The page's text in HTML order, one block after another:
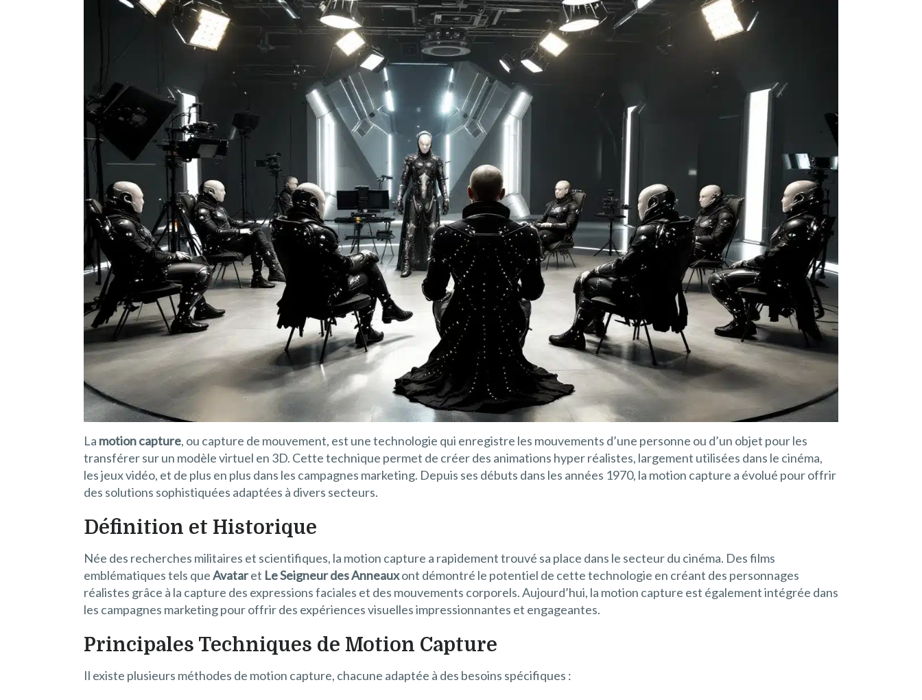
La motion capture, ou capture de mouvement, est une technologie qui enregistre les mouvements d’une personne ou d’un objet pour les
transférer sur un modèle virtuel en 3D. Cette technique permet de créer des animations hyper réalistes, largement utilisées dans le cinéma,
les jeux vidéo, et de plus en plus dans les campagnes marketing. Depuis ses débuts dans les années 1970, la motion capture a évolué pour offrir
des solutions sophistiquées adaptées à divers secteurs.
Définition et Historique
Née des recherches militaires et scientifiques, la motion capture a rapidement trouvé sa place dans le secteur du cinéma. Des films
emblématiques tels queAvataret Le Seigneur des Anneauxont démontré le potentiel de cette technologie en créant des personnages
réalistes grâce à la capture des expressions faciales et des mouvements corporels. Aujourd’hui, la motion capture est également intégrée dans
les campagnes marketing pour offrir des expériences visuelles impressionnantes et engageantes.
Principales Techniques de Motion Capture
Il existe plusieurs méthodes de motion capture, chacune adaptée à des besoins spécifiques :